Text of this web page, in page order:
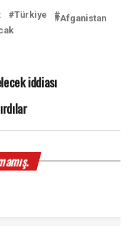
Türkiye
Afganistan
iddiası